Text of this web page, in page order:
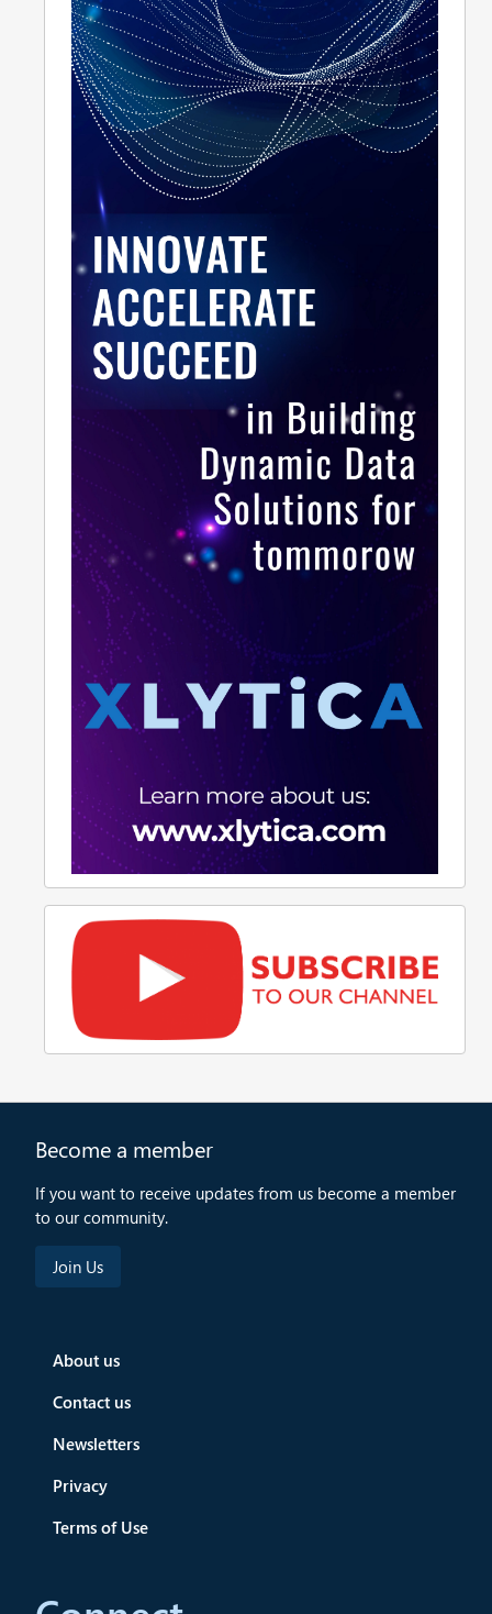
Become a member
If you want to receive updates from us become a member
to our community.
About us
Contact us
Newsletters
Privacy
Terms of Use